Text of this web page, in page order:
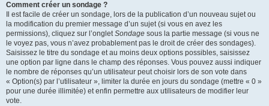
Comment créer un sondage ?
Il est facile de créer un sondage, lors de la publication d’un nouveau sujet ou
la modification du premier message d’un sujet (si vous en avez les
permissions), cliquez sur l’ongletSondage sous la partie message (si vous ne
le voyez pas, vous n’avez probablement pas le droit de créer des sondages).
Saisissez le titre du sondage et au moins deux options possibles, saisissez
une option par ligne dans le champ des réponses. Vous pouvez aussi indiquer
le nombre de réponses qu’un utilisateur peut choisir lors de son vote dans
« Option(s) par l’utilisateur », limiter la durée en jours du sondage (mettre « 0 »
pour une durée illimitée) et enfin permettre aux utilisateurs de modifier leur
vote.